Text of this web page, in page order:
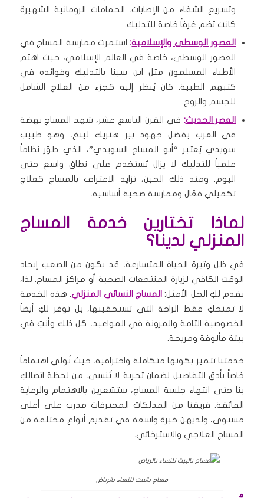
وتسريع الشفاء من الإصابات. الحمامات الرومانية الشهيرة
كانت تضم غرفاً خاصة للتدليك.
العصور الوسطى والإسلامية:استمرت ممارسة المساج في
العصور الوسطى، خاصة في العالم الإسلامي، حيث اهتم
الأطباء المسلمون مثل ابن سينا بالتدليك وفوائده في
كتبهم الطبية. كان يُنظر إليه كجزء من العلاج الشامل
للجسم والروح.
العصر الحديث: في القرن التاسع عشر، شهد المساج نهضة
في الغرب بفضل جهود بير هنريك لينغ، وهو طبيب
سويدي يُعتبر “أبو المساج السويدي”، الذي طوّر نظاماً
علمياً للتدليك لا يزال يُستخدم على نطاق واسع حتى
اليوم. ومنذ ذلك الحين، تزايد الاعتراف بالمساج كعلاج
تكميلي فعّال وممارسة صحية أساسية.
لماذا تختارين خدمة المساج
المنزلي لدينا؟
في ظل وتيرة الحياة المتسارعة، قد يكون من الصعب إيجاد
الوقت الكافي لزيارة المنتجعات الصحية أو مراكز المساج. لذا،
نقدم لكِ الحل الأمثل: المساج النسائي المنزلي. هذه الخدمة
لا تمنحكِ فقط الراحة التي تستحقينها، بل توفر لكِ أيضاً
الخصوصية التامة والمرونة في المواعيد، كل ذلك وأنتِ في
بيئة مألوفة ومريحة.
خدمتنا تتميز بكونها متكاملة واحترافية، حيث نُولي اهتماماً
خاصاً بأدق التفاصيل لضمان تجربة لا تُنسى. من لحظة اتصالكِ
بنا حتى انتهاء جلسة المساج، ستشعرين بالاهتمام والرعاية
الفائقة. فريقنا من المدلكات المحترفات مدرب على أعلى
مستوى، ولديهن خبرة واسعة في تقديم أنواع مختلفة من
المساج العلاجي والاسترخائي.
مساج بالبيت للنساء بالرياض